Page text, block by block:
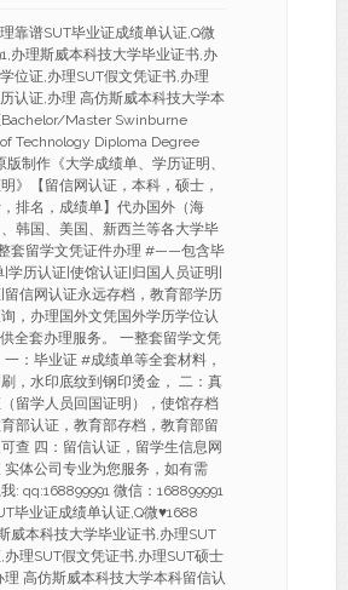
靠谱SUT毕业证成绩单认证,Q微
办理斯威本科技大学毕业证书,办
位证,办理SUT假文凭证书,办理
认证,办理 高仿斯威本科技大学本
Master Swinburne
Technology Diploma Degree
版制作《大学成绩单、学历证明、
》【留信网认证，本科，硕士，
排名，成绩单】代办国外（海
韩国、美国、新西兰等各大学毕
套留学文凭证件办理 #——包含毕
学历认证|使馆认证|归国人员证明|
留信网认证永远存档，教育部学历
，办理国外文凭国外学历学位认
全套办理服务。 一整套留学文凭
：毕业证 #成绩单等全套材料，
，水印底纹到钢印烫金， 二：真
留学人员回国证明），使馆存档
部认证，教育部存档，教育部留
查 四：留信认证，留学生信息网
实体公司专业为您服务，如有需
: qq:168899991 微信：168899991
毕业证成绩单认证,Q微♥1688
威本科技大学毕业证书,办理SUT
办理SUT假文凭证书,办理SUT硕士
理 高仿斯威本科技大学本科留信认